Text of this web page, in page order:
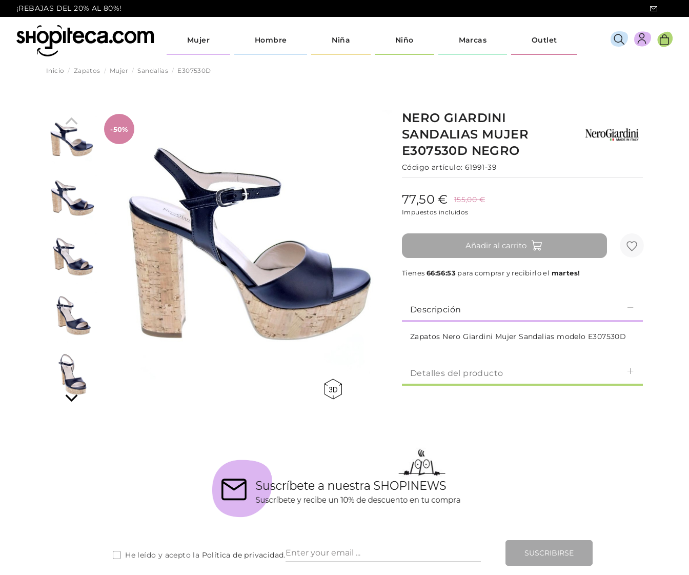
¡REBAJAS DEL 20% AL 80%!
Mujer Hombre Niña Niño Marcas Outlet
Inicio Zapatos Mujer Sandalias E307530D
-50%
NERO GIARDINI
SANDALIAS MUJER
E307530D NEGRO
Código artículo: 61991-39
77,50 € 155,00 €
Impuestos incluidos
Añadir al carrito
Tienes 66:56:52 para comprar y recibirlo el martes!
Descripción
Zapatos Nero Giardini Mujer Sandalias modelo E307530D
Detalles del producto
SUSCRIBIRSE
He leído y acepto la Política de privacidad.